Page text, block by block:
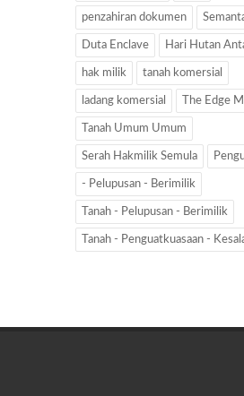
penzahiran dokumen
Duta Enclave Hari Hutan
hak milik tanah komersial
ladang komersial The Edge
Tanah Umum Umum
Serah Hakmilik Semula
- Pelupusan - Berimilik
Tanah - Pelupusan - Berimilik
Tanah - Penguatkuasaan -